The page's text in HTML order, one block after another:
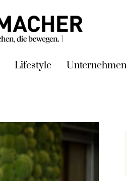
Lifestyle Unternehmen